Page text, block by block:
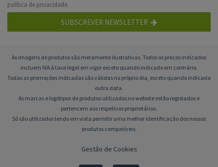
política de privacidade.
SUBSCREVER NEWSLETTER
As imagens de produtos são meramente ilustrativas. Todos os preços indicados
incluem IVA à taxa legal em vigor exceto quando indicado em contrário.
Todas as promoções indicadas são válidas no próprio dia, exceto quando indicada
outra data.
As marcas e logótipos de produtos utilizados no website estão registados e
pertencem aos respetivos proprietários.
Só são utilizados tendo em vista permitir uma melhor identificação dos nossos
produtos compatíveis.
Gestão de Cookies